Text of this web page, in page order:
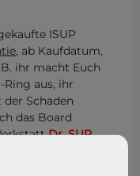
ISUP
, ab Kaufdatum,
ihr macht Euch
aus, ihr
Schaden
das Board
Dr. SUP.
aus dem